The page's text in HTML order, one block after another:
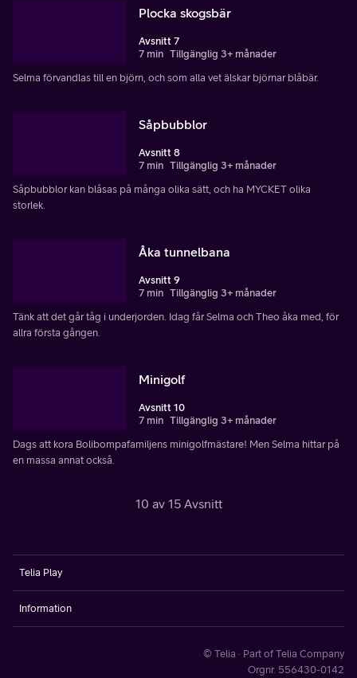
Plocka skogsbär
Avsnitt 7
7 min Tillgänglig 3+ månader
Selma förvandlas till en björn, och som alla vet älskar björnar blåbär.
Såpbubblor
Avsnitt 8
7 min Tillgänglig 3+ månader
Såpbubblor kan blåsas på många olika sätt, och ha MYCKET olika
storlek.
Åka tunnelbana
Avsnitt 9
7 min Tillgänglig 3+ månader
Tänk att det går tåg i underjorden. Idag får Selma och Theo åka med, för
allra första gången.
Minigolf
Avsnitt 10
7 min Tillgänglig 3+ månader
Dags att kora Bolibompafamiljens minigolfmästare! Men Selma hittar på
en massa annat också.
10 av 15 Avsnitt
Telia Play
Information
© Telia · Part of Telia Company
Orgnr. 556430-0142